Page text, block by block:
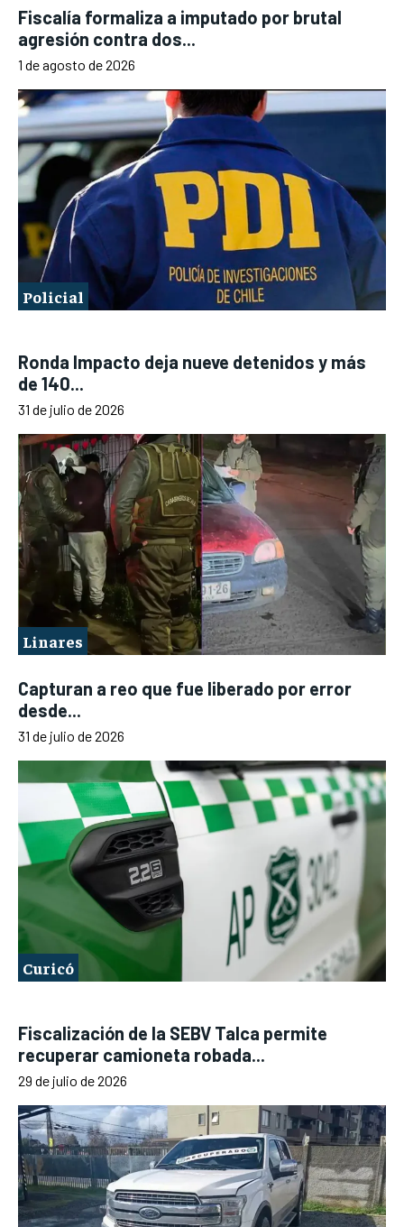
Fiscalía formaliza a imputado por brutal
agresión contra dos...
1 de agosto de 2026
Policial
Ronda Impacto deja nueve detenidos y más
de 140...
31 de julio de 2026
Linares
Capturan a reo que fue liberado por error
desde...
31 de julio de 2026
Curicó
Fiscalización de la SEBV Talca permite
recuperar camioneta robada...
29 de julio de 2026